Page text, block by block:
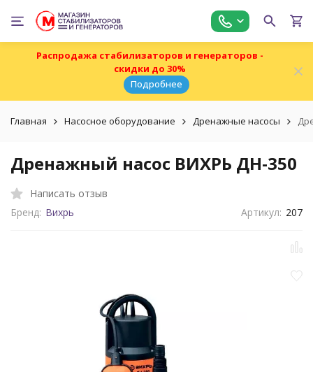
Распродажа стабилизаторов и генераторов -
скидки до 30%
Подробнее
Главная Насосное оборудование Дренажные насосы
Дренажный насос ВИХРЬ ДН-350
Написать отзыв
Бренд: Вихрь Артикул: 207